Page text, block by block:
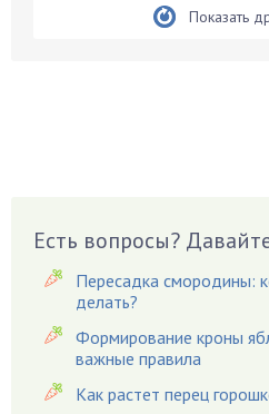
Виноград
Вишня
Вредители
Гардения
Гацания
Гвоздики
Показать
Есть вопросы?
Пересадка смородины:
делать?
Формирование кроны
важные правила
Как растет перец